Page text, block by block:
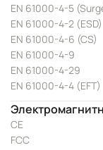
EN 61000-4-5
EN 61000-4-2 (ESD)
EN 61000-4-6 (CS)
EN 61000-4-9
EN 61000-4-29
EN 61000-4-4 (EFT)
CE
FCC